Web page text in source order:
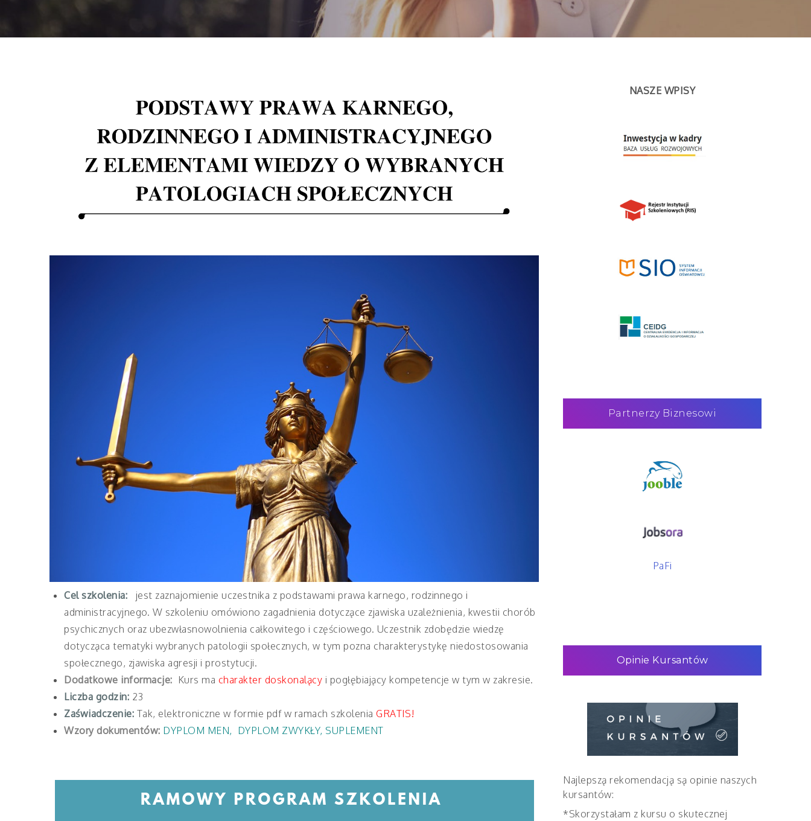
Cel szkolenia:
jest zaznajomienie uczestnika z podstawami prawa karnego, rodzinnego i
administracyjnego. W szkoleniu omówiono zagadnienia dotyczące zjawiska uzależnienia, kwestii chorób
psychicznych oraz ubezwłasnowolnienia całkowitego i częściowego. Uczestnik zdobędzie wiedzę
dotycząca tematyki wybranych patologii społecznych, w tym pozna charakterystykę niedostosowania
społecznego, zjawiska agresji i prostytucji.
Dodatkowe informacje: Kurs ma charakter doskonalący i pogłębiający kompetencje w tym w zakresie.
Liczba godzin: 23
Zaświadczenie: Tak, elektroniczne w formie pdf w ramach szkolenia GRATIS!
Wzory dokumentów: DYPLOM MEN, DYPLOM ZWYKŁY, SUPLEMENT
NASZE WPISY
Partnerzy Biznesowi
PaFi
Opinie Kursantów
Najlepszą rekomendacją są opinie naszych
kursantów:
*Skorzystałam z kursu o skutecznej